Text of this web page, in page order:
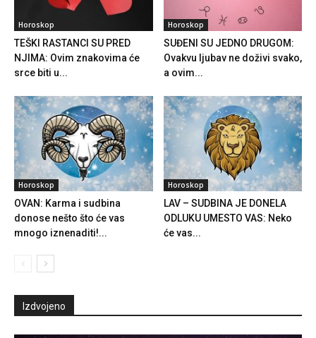
Horoskop
TEŠKI RASTANCI SU PRED
NJIMA: Ovim znakovima će
srce biti u...
Horoskop
SUĐENI SU JEDNO DRUGOM:
Ovakvu ljubav ne doživi svako,
a ovim...
Horoskop
OVAN: Karma i sudbina
donose nešto što će vas
mnogo iznenaditi!...
Horoskop
LAV – SUDBINA JE DONELA
ODLUKU UMESTO VAS: Neko
će vas...
Izdvojeno